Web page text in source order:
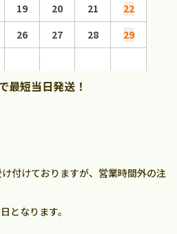
19 20 21
22
26 27 28
29
最短当日発送！
付けておりますが、営業時間外の注
となります。